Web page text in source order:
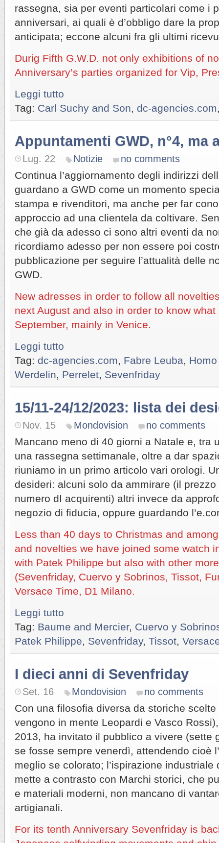
rassegna, sia per eventi particolari come i
anniversari, ai quali è d’obbligo dare la
anticipata; eccone alcuni fra gli ultimi
Durig Fifth G.W.D. not only exhibitions of
Anniversary’s parties organized for Vip,
Leggi tutto
Tag: Carl Suchy and Son dc-agencies.com
Appuntamenti GWD, n°4, ma
Lug. 22 Notizie no comments
Continua l’aggiornamento degli indirizzi
guardano a GWD come un momento
stampa e rivenditori, ma anche per far
approccio ad una clientela da coltivare.
che già da adesso ci sono altri eventi da
ricordiamo adesso per non essere poi
pubblicazione per seguire l’attualità delle
GWD.
New adresses in order to follow all
next August and also in order to know
September, mainly in Venice.
Leggi tutto
Tag: dc-agencies.com Fabre Leuba
Werdelin
Perrelet Sevenfriday
15/11-24/12/2023: lista dei
Nov. 15 Mondovision no comments
Mancano meno di 40 giorni a Natale e, tra
una rassegna settimanale, oltre a dar
riuniamo in un primo articolo vari orologi.
desideri: alcuni solo da ammirare (il
numero dI acquirenti) altri invece da
negozio di fiducia, oppure guardando
Less than 40 days to Christmas and
and novelties we have joined some watch
with Patek Philippe but also with other
(Sevenfriday, Cuervo y Sobrinos, Tissot,
Versace Time, D1 Milano.
Leggi tutto
Tag: Baume and Mercier, Cuervo y
Patek Philippe
Sevenfriday, Tissot
I dieci anni di Sevenfriday
Set. 16 Mondovision no comments
Con una filosofia diversa da storiche
vengono in mente Leopardi e Vasco
2013, ha invitato il pubblico a vivere (sette
se fosse sempre venerdì, attendendo cioè
meglio se colorato; l’ispirazione industriale
mette a contrasto con Marchi storici, che
e materiali moderni, non mancano di
artigianali.
For its tenth Anniversary Sevenfriday is